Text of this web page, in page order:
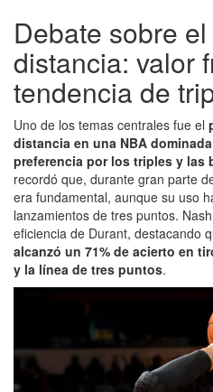
Debate sobre
distancia: valor
tendencia de
Uno de los temas centrales fue el
distancia en una NBA
preferencia por los triples y las
recordó que, durante gran parte
era fundamental, aunque su uso
lanzamientos de tres puntos.
eficiencia de Durant, destacando
alcanzó un 71% de acierto en
y la línea de tres puntos.